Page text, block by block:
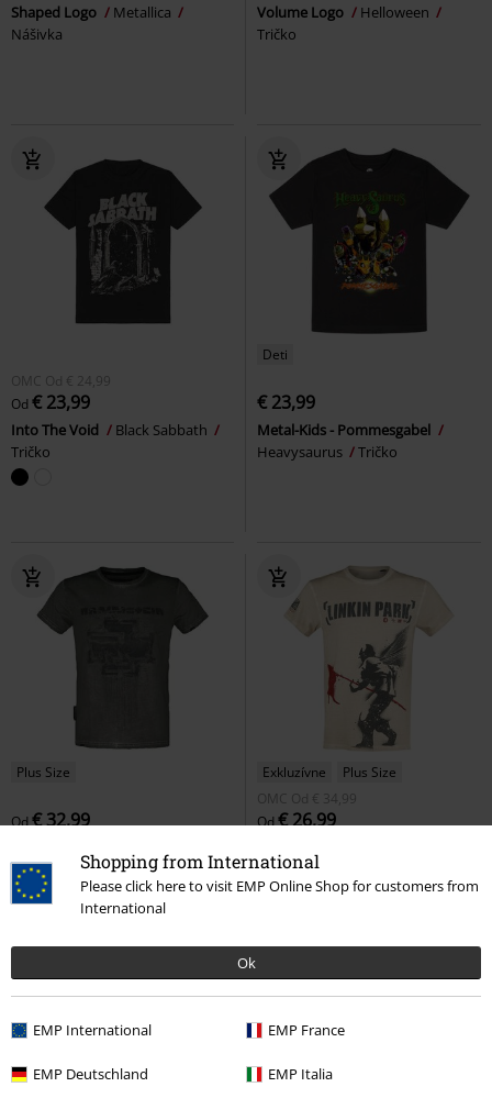
Shopping from International
Please click here to visit EMP Online Shop for customers from
International
Ok
EMP International EMP France
EMP Deutschland EMP Italia
Shaped Logo
Metallica
Nášivka
Volume Logo
Helloween
Tričko
OMC Od € 24,99
Od € 23,99
Into The Void
Black Sabbath
Tričko
Deti
€ 23,99
Metal-Kids - Pommesgabel
Heavysaurus
Tričko
Plus Size
Od€ 32,99
Tričko
Exkluzívne
Plus Size
OMC Od € 34,99
Od€ 26,99
Tričko